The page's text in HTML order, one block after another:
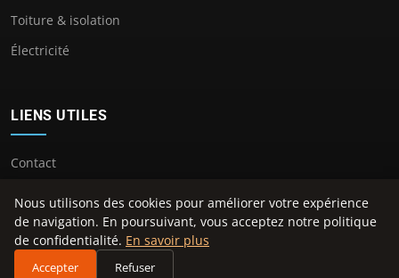
Toiture & isolation
Électricité
LIENS UTILES
Contact
© 2026 Maison Decos. Tous droits réservés.
À propos Mentions légales
Nous utilisons des cookies pour améliorer votre expérience
de navigation. En poursuivant, vous acceptez notre politique
de confidentialité. En savoir plus
Accepter Refuser